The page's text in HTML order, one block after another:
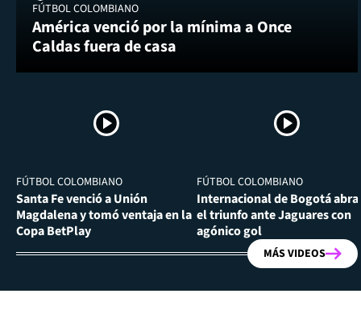
FÚTBOL COLOMBIANO
América venció por la mínima a Once
Caldas fuera de casa
FÚTBOL COLOMBIANO
Santa Fe venció a Unión
Magdalena y tomó ventaja en la
Copa BetPlay
FÚTBOL COLOMBIANO
Internacional de Bogotá
el triunfo ante Jaguares con
agónico gol
MÁS VIDEOS